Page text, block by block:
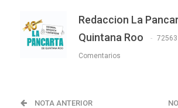
Redaccion La
Quintana Roo
Comentarios
NOTA ANTERIOR